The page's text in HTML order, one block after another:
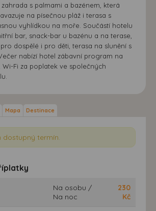
s palmami a bazénem, která
na písečnou pláž i terasa s
vyhlídkou na moře. Součástí hotelu
bar, snack-bar u bazénu a na terase,
dospělé i pro děti, terasa na slunění s
nabízí hotel zábavní program na
Fi za poplatek ve společných
Mapa Destinace
dostupný termín.
Na osobu /
Na noc
230
Kč